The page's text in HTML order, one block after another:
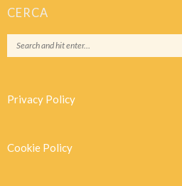
CERCA
Privacy Policy
Cookie Policy